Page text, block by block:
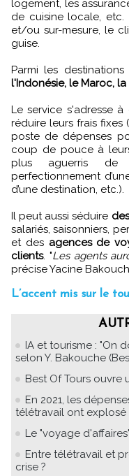
logement, les
de cuisine locale, etc.
et/ou sur-mesure, le
guise.
Parmi les
l'Indonésie, le Maroc,
Le service s'adresse à
réduire leurs frais
poste de dépenses
coup de pouce à
plus aguerris de
perfectionnement
d’une destination, etc.).
Il peut aussi séduire
salariés, saisonniers,
et des agences de
clients. "Les agents
précise Yacine
L’accent mis sur le
IA et tourisme : "On
selon Y. Bakouche
Best Of Tours ouvre
En 2021, les
télétravail ont explosé
Le "voyage
Entre télétravail et
crise ?